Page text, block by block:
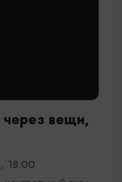
через вещи,
18:00